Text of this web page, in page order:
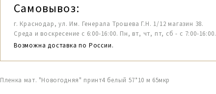
Самовывоз:
г. Краснодар, ул. Им. Генерала Трошева Г.Н. 1/12 магазин 38.
Среда и воскресение с 6:00-16:00. Пн, вт, чт, пт, сб - с 7:00-16:00.
Возможна доставка по России.
Пленка мат. "Новогодняя" принт4 белый 57*10 м 65мкр